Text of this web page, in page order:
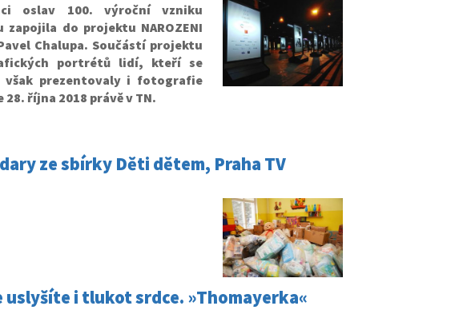
oslav 100. výroční vzniku
do projektu NAROZENI
Chalupa. Součástí projektu
portrétů lidí, kteří se
prezentovaly i fotografie
října 2018 právě v TN.
ze sbírky Děti dětem, Praha TV
i tlukot srdce. »Thomayerka«